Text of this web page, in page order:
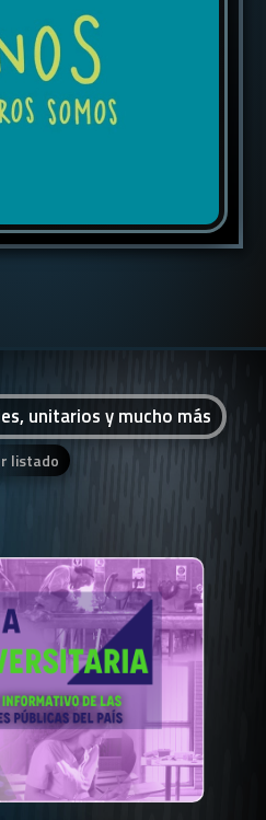
unitarios y mucho más
listado